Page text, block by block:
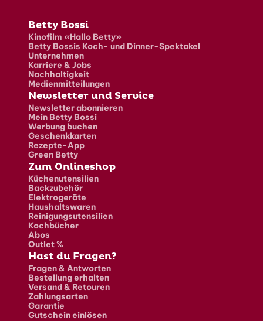
Fusszeile
Betty Bossi
Kinofilm «Hallo Betty»
Betty Bossis Koch- und Dinner-Spektakel
Unternehmen
Karriere & Jobs
Nachhaltigkeit
Medienmitteilungen
Newsletter und Service
Newsletter abonnieren
Mein Betty Bossi
Werbung buchen
Geschenkkarten
Rezepte-App
Green Betty
Zum Onlineshop
Küchenutensilien
Backzubehör
Elektrogeräte
Haushaltswaren
Reinigungsutensilien
Kochbücher
Abos
Outlet %
Hast du Fragen?
Fragen & Antworten
Bestellung erhalten
Versand & Retouren
Zahlungsarten
Garantie
Gutschein einlösen